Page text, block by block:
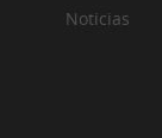
Noticias